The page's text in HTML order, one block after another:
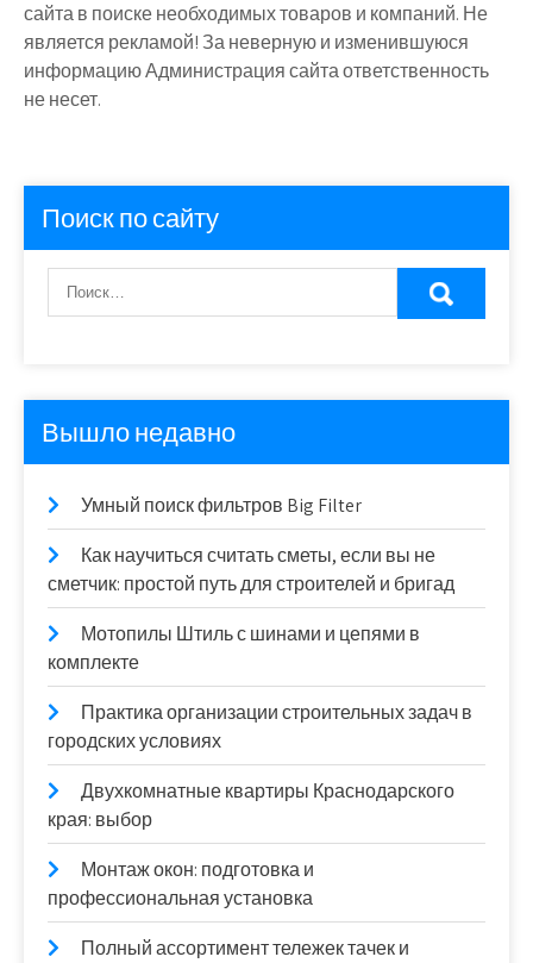
сайта в поиске необходимых товаров и компаний. Не
является рекламой! За неверную и изменившуюся
информацию Администрация сайта ответственность
не несет.
Поиск по сайту
Вышло недавно
Умный поиск фильтров Big Filter
Как научиться считать сметы, если вы не
сметчик: простой путь для строителей и бригад
Мотопилы Штиль с шинами и цепями в
комплекте
Практика организации строительных задач в
городских условиях
Двухкомнатные квартиры Краснодарского
края: выбор
Монтаж окон: подготовка и
профессиональная установка
Полный ассортимент тележек тачек и